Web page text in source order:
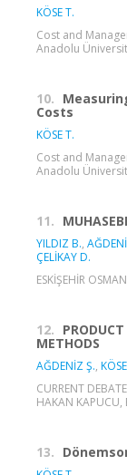
KÖSE T.
Cost and
Anadolu
10.
Costs
KÖSE T.
Cost and
Anadolu
11.
YILDIZ B.,
ÇELİKAY D.
ESKİŞEHİR
12.
METHODS
AĞDENİZ Ş.,
CURRENT
HAKAN
13.